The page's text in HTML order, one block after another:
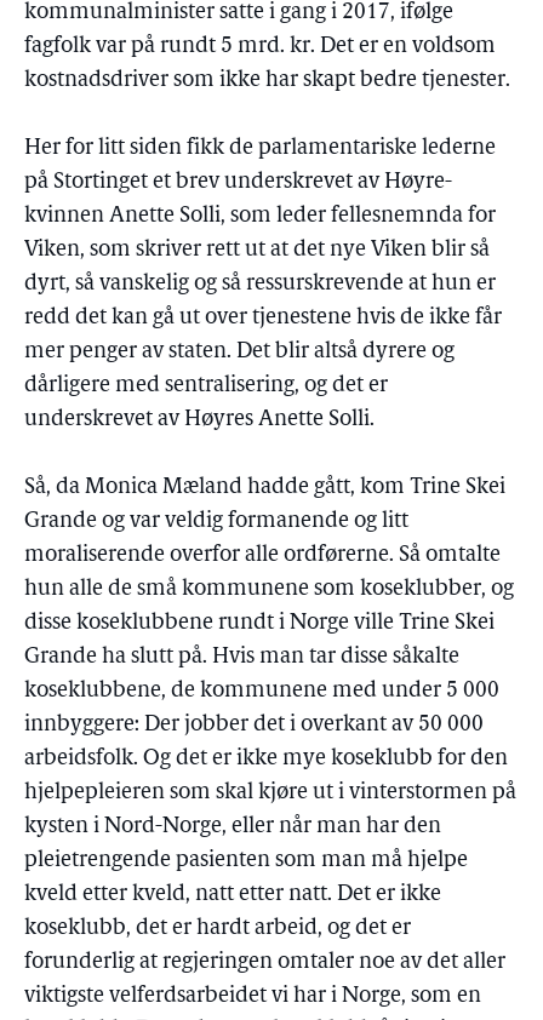
kommunalminister satte i gang i 2017, ifølge
fagfolk var på rundt 5 mrd. kr. Det er en voldsom
kostnadsdriver som ikke har skapt bedre tjenester.
Her for litt siden fikk de parlamentariske lederne
på Stortinget et brev underskrevet av Høyre-
kvinnen Anette Solli, som leder fellesnemnda for
Viken, som skriver rett ut at det nye Viken blir så
dyrt, så vanskelig og så ressurskrevende at hun er
redd det kan gå ut over tjenestene hvis de ikke får
mer penger av staten. Det blir altså dyrere og
dårligere med sentralisering, og det er
underskrevet av Høyres Anette Solli.
Så, da Monica Mæland hadde gått, kom Trine Skei
Grande og var veldig formanende og litt
moraliserende overfor alle ordførerne. Så omtalte
hun alle de små kommunene som koseklubber, og
disse koseklubbene rundt i Norge ville Trine Skei
Grande ha slutt på. Hvis man tar disse såkalte
koseklubbene, de kommunene med under 5 000
innbyggere: Der jobber det i overkant av 50 000
arbeidsfolk. Og det er ikke mye koseklubb for den
hjelpepleieren som skal kjøre ut i vinterstormen på
kysten i Nord-Norge, eller når man har den
pleietrengende pasienten som man må hjelpe
kveld etter kveld, natt etter natt. Det er ikke
koseklubb, det er hardt arbeid, og det er
forunderlig at regjeringen omtaler noe av det aller
viktigste velferdsarbeidet vi har i Norge, som en